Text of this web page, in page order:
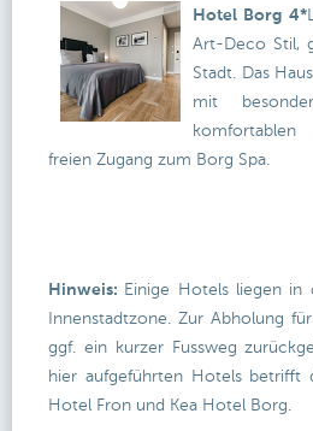
Hotel Borg 4*
Art-Deco Stil,
Stadt. Das
mit
freien Zugang zum Borg Spa.
Hinweis: Einige Hotels liegen in
Innenstadtzone. Zur Abholung
ggf. ein kurzer Fussweg
hier aufgeführten Hotels betrifft
Hotel Fron und Kea Hotel Borg.